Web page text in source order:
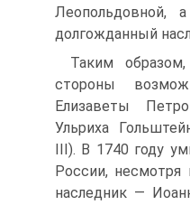
Леопольдовной,
долгожданный
Таким образом,
стороны
Елизаветы
Ульриха
III). В 1740 году
России, несмотря
наследник —